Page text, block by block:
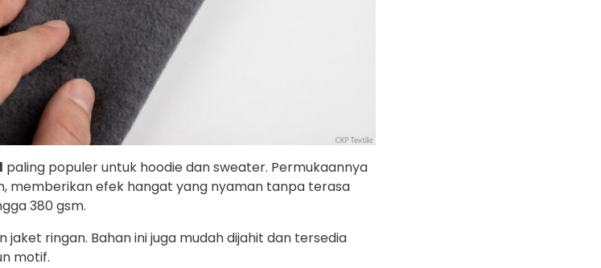
paling populer untuk hoodie dan sweater. Permukaannya
memberikan efek hangat yang nyaman tanpa terasa
380 gsm.
ringan. Bahan ini juga mudah dijahit dan tersedia
motif.